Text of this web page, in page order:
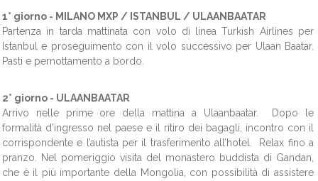
1° giorno - MILANO MXP / ISTANBUL / ULAANBAATAR
Partenza in tarda mattinata con volo di linea Turkish Airlines per
Istanbul e proseguimento con il volo successivo per Ulaan Baatar.
Pasti e pernottamento a bordo.
2° giorno - ULAANBAATAR
Arrivo nelle prime ore della mattina a Ulaanbaatar. Dopo le
formalità d’ingresso nel paese e il ritiro dei bagagli, incontro con il
corrispondente e l’autista per il trasferimento all’hotel. Relax fino a
pranzo. Nel pomeriggio visita del monastero buddista di Gandan,
che è il più importante della Mongolia, con possibilità di assistere